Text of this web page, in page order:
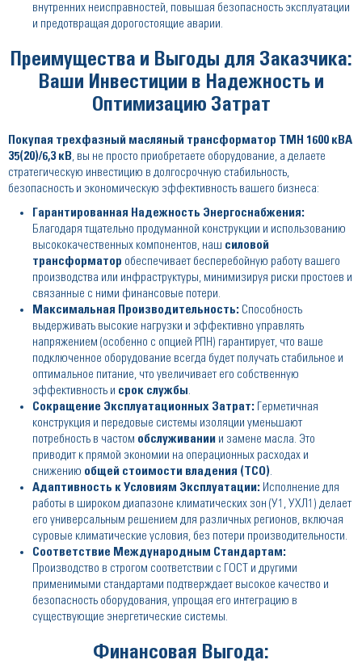
внутренних неисправностей, повышая безопасность эксплуатации
и предотвращая дорогостоящие аварии.
Преимущества и Выгоды для Заказчика:
Ваши Инвестиции в Надежность и
Оптимизацию Затрат
Покупая трехфазный масляный трансформатор ТМН 1600 кВА
35(20)/6,3 кВ, вы не просто приобретаете оборудование, а делаете
стратегическую инвестицию в долгосрочную стабильность,
безопасность и экономическую эффективность вашего бизнеса:
Гарантированная Надежность Энергоснабжения:
Благодаря тщательно продуманной конструкции и использованию
высококачественных компонентов, наш силовой
трансформатор обеспечивает бесперебойную работу вашего
производства или инфраструктуры, минимизируя риски простоев и
связанные с ними финансовые потери.
Максимальная Производительность: Способность
выдерживать высокие нагрузки и эффективно управлять
напряжением (особенно с опцией РПН) гарантирует, что ваше
подключенное оборудование всегда будет получать стабильное и
оптимальное питание, что увеличивает его собственную
эффективность и срок службы.
Сокращение Эксплуатационных Затрат: Герметичная
конструкция и передовые системы изоляции уменьшают
потребность в частом обслуживании и замене масла. Это
приводит к прямой экономии на операционных расходах и
снижению общей стоимости владения (TCO).
Адаптивность к Условиям Эксплуатации: Исполнение для
работы в широком диапазоне климатических зон (У1, УХЛ1) делает
его универсальным решением для различных регионов, включая
суровые климатические условия, без потери производительности.
Соответствие Международным Стандартам:
Производство в строгом соответствии с ГОСТ и другими
применимыми стандартами подтверждает высокое качество и
безопасность оборудования, упрощая его интеграцию в
существующие энергетические системы.
Финансовая Выгода: